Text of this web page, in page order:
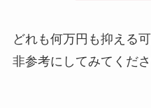
どれも何万円も抑える
非参考にしてみてくださ